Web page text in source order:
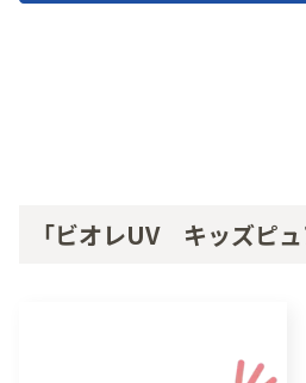
「ビオレUV キッズピュ